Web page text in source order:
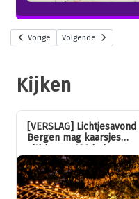
Vorige Volgende
Kijken
[VERSLAG] Lichtjesavond
Bergen mag kaarsjes
uitblazen: 100 jarig
jubileum!